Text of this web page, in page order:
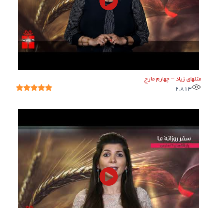
مثلهای زیاد – چهارم مارچ
2,813